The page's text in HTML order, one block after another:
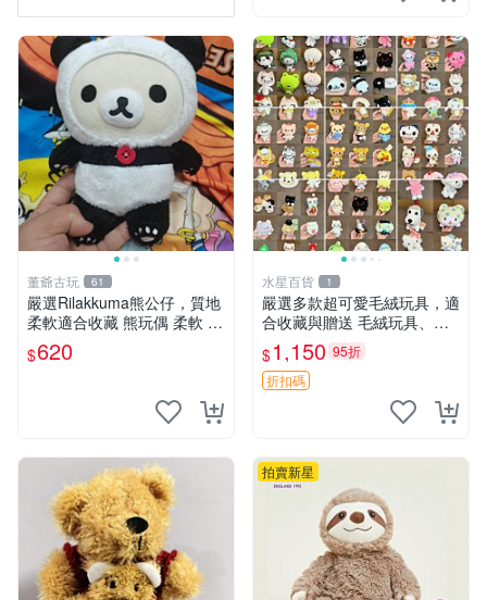
董爺古玩 61
嚴選Rilakkuma熊公仔，質地
柔軟適合收藏 熊玩偶 柔軟 公
仔 收藏
$620
水星百貨 1
嚴選多款超可愛毛絨玩具，適
合收藏與贈送 毛絨玩具、抱
枕、公仔
$1,150 95折
折扣碼
拍賣新星